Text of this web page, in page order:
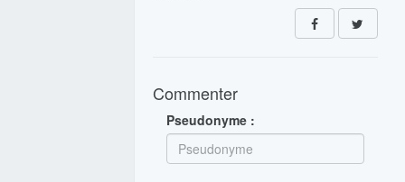
Commenter
Pseudonyme :